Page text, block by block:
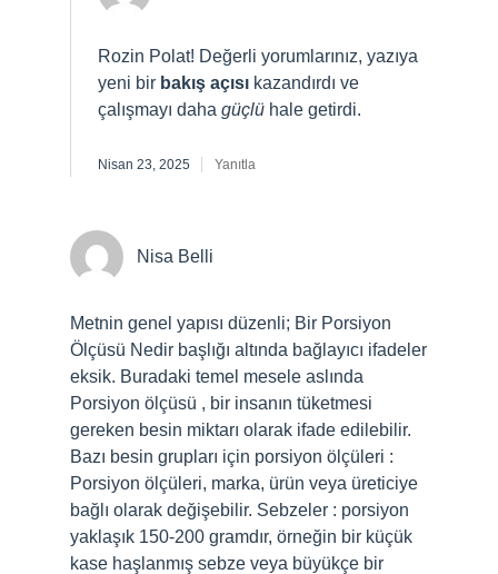
Rozin Polat! Değerli yorumlarınız, yazıya
yeni bir bakış açısı kazandırdı ve
çalışmayı daha güçlü hale getirdi.
Nisan 23, 2025 Yanıtla
Nisa Belli
Metnin genel yapısı düzenli; Bir Porsiyon
Ölçüsü Nedir başlığı altında bağlayıcı ifadeler
eksik. Buradaki temel mesele aslında
Porsiyon ölçüsü , bir insanın tüketmesi
gereken besin miktarı olarak ifade edilebilir.
Bazı besin grupları için porsiyon ölçüleri :
Porsiyon ölçüleri, marka, ürün veya üreticiye
bağlı olarak değişebilir. Sebzeler : porsiyon
yaklaşık 150-200 gramdır, örneğin bir küçük
kase haşlanmış sebze veya büyükçe bir